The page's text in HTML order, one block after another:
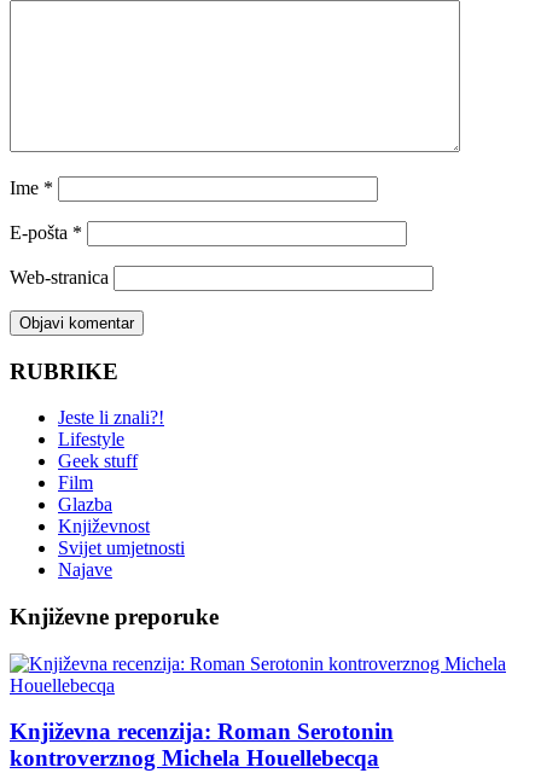
Ime *
E-pošta *
Web-stranica
RUBRIKE
Jeste li znali?!
Lifestyle
Geek stuff
Film
Glazba
Književnost
Svijet umjetnosti
Najave
Književne preporuke
Književna recenzija: Roman Serotonin
kontroverznog Michela Houellebecqa